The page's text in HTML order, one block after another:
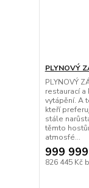
PLYNOVÝ
PLYNOVÝ
restaurací
vytápění. A
kteří
stále
těmto
atmosfé...
999
826 445 Kč